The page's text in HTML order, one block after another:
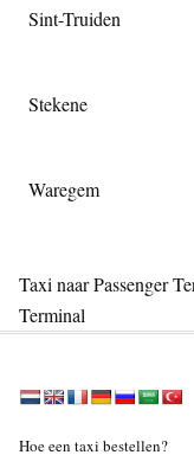
Sint-Truiden
Stekene
Waregem
Taxi naar Passenger
Terminal
Hoe een taxi bestellen?